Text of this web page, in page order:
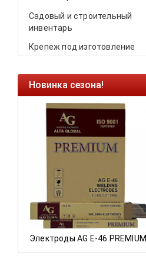
Садовый и строительный
инвентарь
Крепеж под изготовление
Новинка сезона!
Электроды AG E-46 PREMIUM